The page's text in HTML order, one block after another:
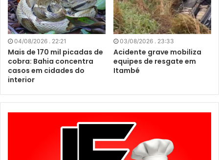
04/08/2026 . 22:21
Mais de 170 mil picadas de
cobra: Bahia concentra
casos em cidades do
interior
03/08/2026 . 23:33
Acidente grave mobiliza
equipes de resgate em
Itambé